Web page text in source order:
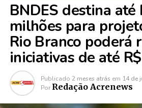
BNDES destina até
milhões para
Rio Branco poderá
iniciativas de até
Publicado 2 meses atrás em 14 de
Por Redação Acrenews